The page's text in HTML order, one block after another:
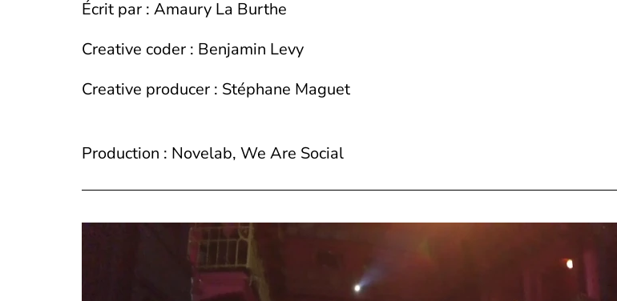
Écrit par : Amaury La Burthe
Creative coder : Benjamin Levy
Creative producer : Stéphane Maguet
Production : Novelab, We Are Social